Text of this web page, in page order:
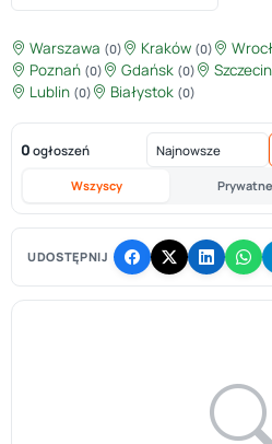
Warszawa (0) Kraków (0)
Poznań (0) Gdańsk (0) Szczecin
Lublin (0) Białystok (0)
0 ogłoszeń
Wszyscy Prywatne
UDOSTĘPNIJ